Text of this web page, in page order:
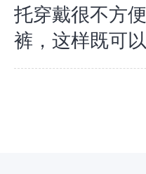
托穿戴很不方
裤，这样既可